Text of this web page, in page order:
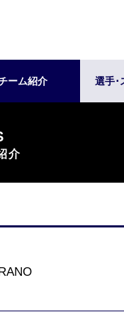
ーム紹介 選手･
介